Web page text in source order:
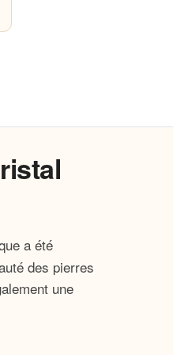
a été
des pierres
une